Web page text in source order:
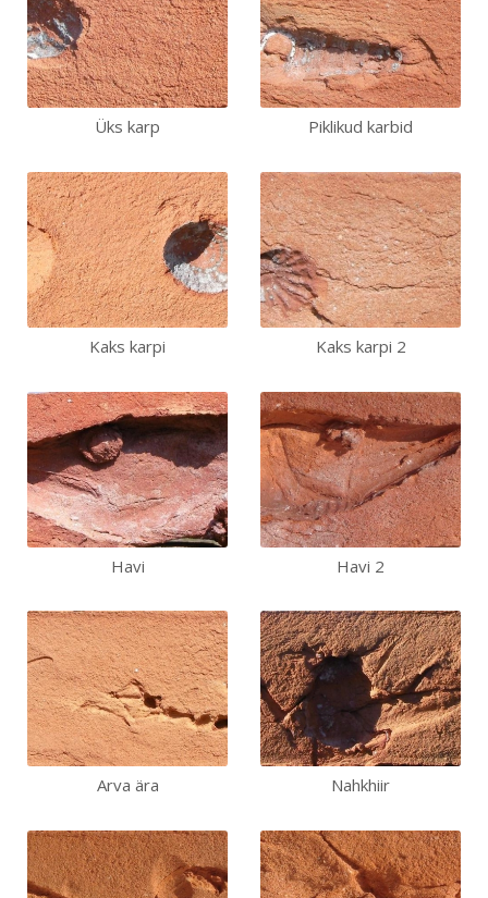
Üks karp Piklikud karbid
Kaks karpi Kaks karpi 2
Havi Havi 2
Arva ära Nahkhiir